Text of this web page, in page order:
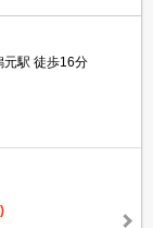
元駅 徒歩16分